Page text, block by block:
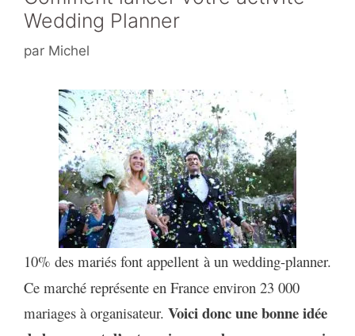
Wedding Planner
par Michel
10% des mariés font appellent à un wedding-planner.
Ce marché représente en France environ 23 000
mariages à organisateur. Voici donc une bonne idée